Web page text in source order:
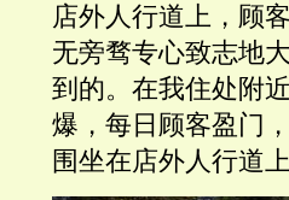
店外人行道上，顾
无旁骛专心致志地
到的。在我住处附
爆，每日顾客盈门
围坐在店外人行道